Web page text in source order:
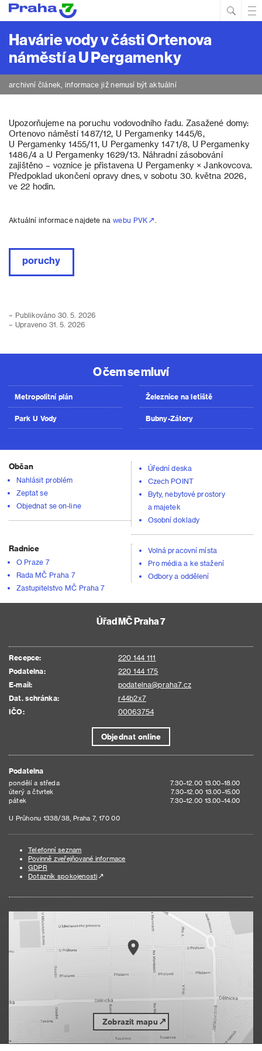
Havárie vody v části Ortenova
náměstí a U Pergamenky
archivní článek, informace již nemusí být aktuální
Upozorňujeme na poruchu vodovodního řadu. Zasažené domy:
Ortenovo náměstí 1487/12, U Pergamenky 1445/6,
U Pergamenky 1455/11, U Pergamenky 1471/8, U Pergamenky
1486/4 a U Pergamenky 1629/13. Náhradní zásobování
zajištěno – voznice je přistavena U Pergamenky × Jankovcova.
Předpoklad ukončení opravy dnes, v sobotu 30. května 2026,
ve 22 hodin.
Aktuální informace najdete nawebu PVK
poruchy
– Publikováno 30. 5. 2026
– Upraveno 31. 5. 2026
O čem se mluví
Metropolitní plán
Park U Vody
Železnice na letiště
Bubny-Zátory
Občan
Nahlásit problém
Zeptat se
Objednat se on-line
Úřední deska
Czech POINT
Byty, nebytové prostory
a majetek
Osobní doklady
Radnice
O Praze 7
Rada MČ Praha 7
Zastupitelstvo MČ Praha 7
Volná pracovní místa
Pro média a ke stažení
Odbory a oddělení
Úřad MČ Praha 7
Recepce:
220 144 111
Podatelna:
220 144 175
E-mail:
podatelna@praha7.cz
Dat. schránka:
r44b2x7
IČO:
00063754
Objednat online
Podatelna
pondělí a středa
7.30–12.00 13.00–18.00
úterý a čtvrtek
7.30–12.00 13.00–15.00
pátek
7.30–12.00 13.00–14.00
U Průhonu 1338/38, Praha 7, 170 00
Telefonní seznam
Povinně zveřejňované informace
GDPR
Dotazník spokojenosti
Zobrazit mapu